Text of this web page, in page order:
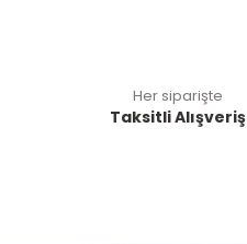
Her siparişte
Taksitli Alışveriş